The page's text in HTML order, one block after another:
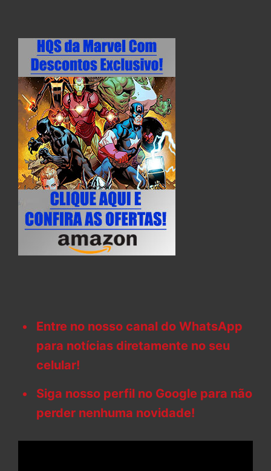
Entre no nosso canal do WhatsApp
para notícias diretamente no seu
celular!
Siga nosso perfil no Google para não
perder nenhuma novidade!